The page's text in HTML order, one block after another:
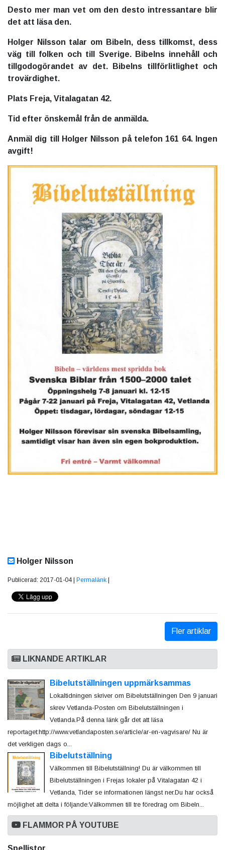
Desto mer man vet om den desto intressantare blir
det att läsa den.
Holger Nilsson talar om Bibeln, dess tillkomst, dess
väg till folken och till Sverige. Bibelns innehåll och
tillgodogörandet av det. Bibelns tillförlitlighet och
trovärdighet.
Plats Freja, Vitalagatan 42.
Tid efter önskemål från de anmälda.
Anmäl dig till Holger Nilsson på telefon 161 64. Ingen
avgift!
Holger Nilsson
Publicerad: 2017-01-04 | Permalänk
Fler artiklar
LIKNANDE ARTIKLAR
Bibelutställningen uppmärksammas
Lokaltidningen skriver om Bibelutställningen Den 9 januari
skrev Vetlanda-Posten om Bibelutställningen i
Vetlanda.På denna länk går det att läsa
reportaget:http://www.vetlandaposten.se/article/ar-en-vagvisare/ Nu är
det verkligen dags o...
Bibelutställning
Välkommen till Bibelutställning! Du är välkommen till
Bibelutställningen i Frejas lokaler på Vitalagatan 42 i
Vetlanda, Tider se informationen längst ner.Du har också
möjlighet att delta i följande:Välkommen till tre föredrag om Bibeln...
FLAMMOR PÅ YOUTUBE